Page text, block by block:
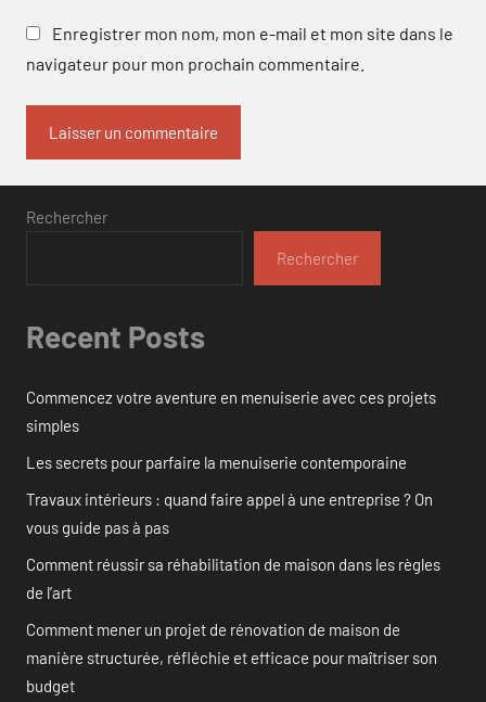
Enregistrer mon nom, mon e-mail et mon site dans le
navigateur pour mon prochain commentaire.
Rechercher
Rechercher
Recent Posts
Commencez votre aventure en menuiserie avec ces projets
simples
Les secrets pour parfaire la menuiserie contemporaine
Travaux intérieurs : quand faire appel à une entreprise ? On
vous guide pas à pas
Comment réussir sa réhabilitation de maison dans les règles
de l’art
Comment mener un projet de rénovation de maison de
manière structurée, réfléchie et efficace pour maîtriser son
budget